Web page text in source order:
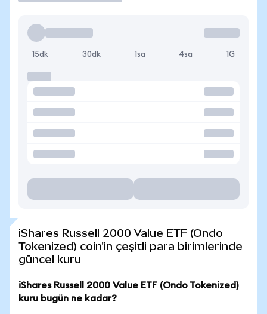
15dk 30dk 1sa 4sa 1G
iShares Russell 2000 Value ETF (Ondo
Tokenized) coin'in çeşitli para birimlerinde
güncel kuru
iShares Russell 2000 Value ETF (Ondo Tokenized)
kuru bugün ne kadar?